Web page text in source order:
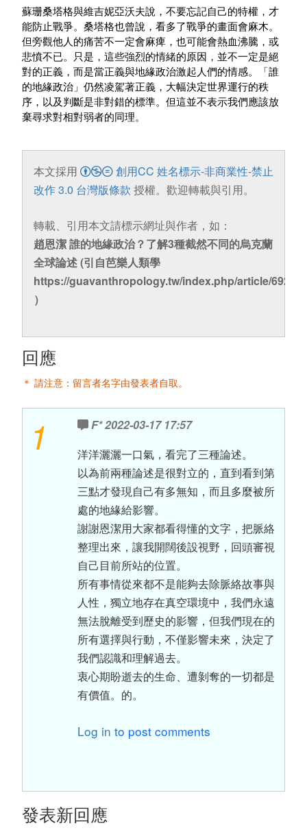
蘇珊桑塔格與維吉妮亞沃夫說，不要忘記自己的特權，才
能防止戰爭。桑塔格也曾說，看多了戰爭的畫面會麻木。
但旁觀他人的痛苦不一定會麻痺，也可能會熱血沸騰，或
悲憤不已。只是，這些強烈的情緒的原因，並不一定是絕
對的正義，而是當正義與地緣政治激起人們的情感。「誰
的地緣政治」仍然凌駕著正義，大幅決定世界運行的秩
序，以及判斷是非對錯的標準。但這並不表示我們應該放
棄尋求對相對弱者的同理。
本文採用
創用CC 姓名標示-非商業性-禁止
改作 3.0 台灣版條款 授權。歡迎轉載與引用。
轉載、引用本文請標示網址與作者，如：
趙恩潔 誰的地緣政治？了解3種截然不同的烏克蘭
全球論述 (引自芭樂人類學
https://guavanthropology.tw/index.php/article/6920
）
回應
＊ 請注意：留言者名字由發表者自取。
1 F*2022-03-17 17:57
洋洋灑灑一口氣，看完了三種論述。
以為前兩種論述是很對立的，直到看到第
三點才發現自己有多無知，而且多麼被所
處的地緣給影響。
謝謝恩潔用大家都看得懂的文字，把脈絡
整理出來，讓我開闊後設視野，回頭審視
自己目前所站的位置。
所有事情從來都不是能夠去除脈絡故事與
人性，獨立地存在真空環境中，我們永遠
無法脫離受到歷史的影響，但我們現在的
所有選擇與行動，不僅影響未來，決定了
我們認識和理解過去。
衷心期盼逝去的生命、遭剝奪的一切都是
有價值。的。
Log in to post comments
發表新回應